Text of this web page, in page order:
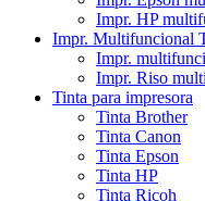
Impr. HP
Impr. Multifuncional
Impr.
Impr. Riso
Tinta para impresora
Tinta Brother
Tinta Canon
Tinta Epson
Tinta HP
Tinta Ricoh